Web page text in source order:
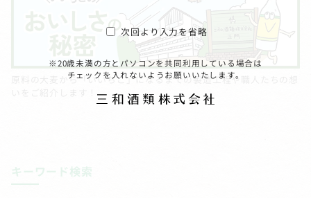
原料の大麦から「いいちこ」になるまでの製造工程や職人たちの想
いをご紹介します！
キーワード検索
次回より入力を省略
※20歳未満の方とパソコンを共同利用している場合は
チェックを入れないようお願いいたします。